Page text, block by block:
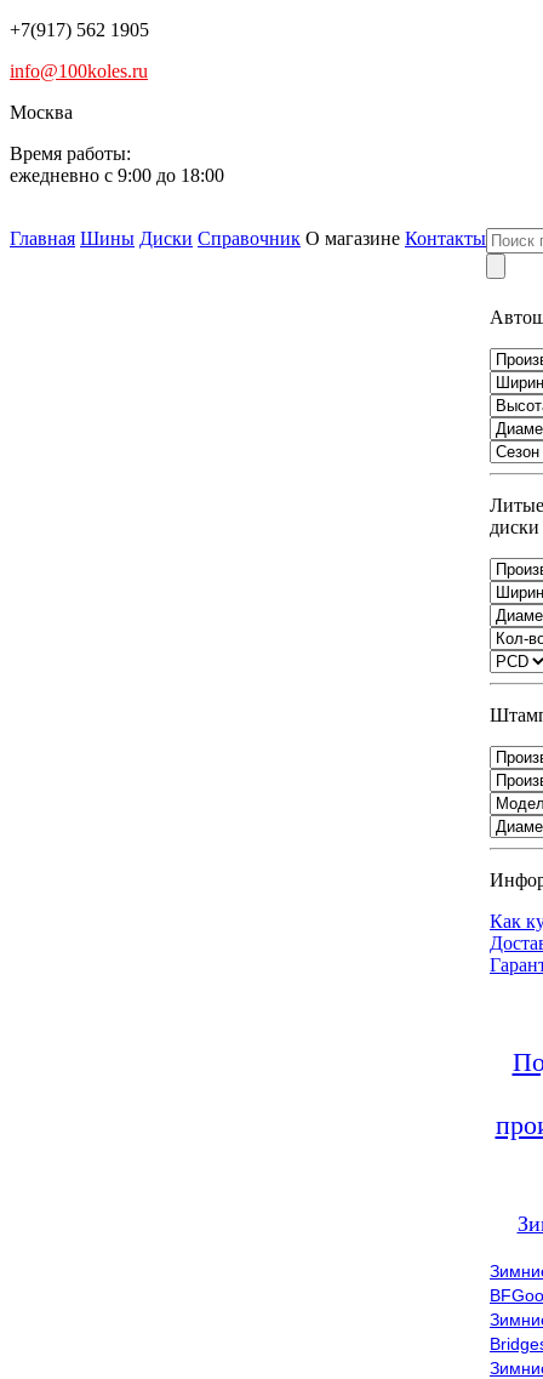
+7(917) 562 1905
info@100koles.ru
Москва
Время работы:
ежедневно с 9:00 до 18:00
Главная Шины Диски Справочник О магазине Контакты
Литые
диски
Как